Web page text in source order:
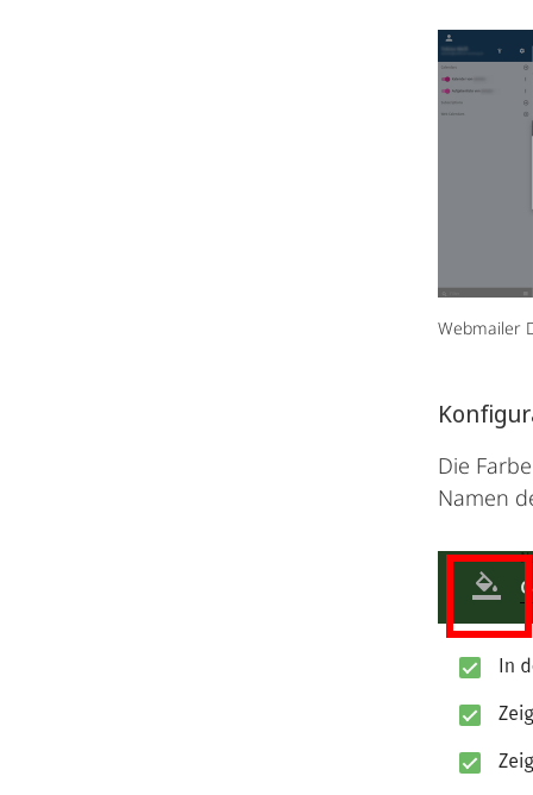
Webmailer
Die
Namen